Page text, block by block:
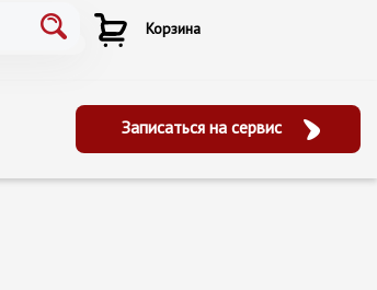
Корзина
Записаться на сервис